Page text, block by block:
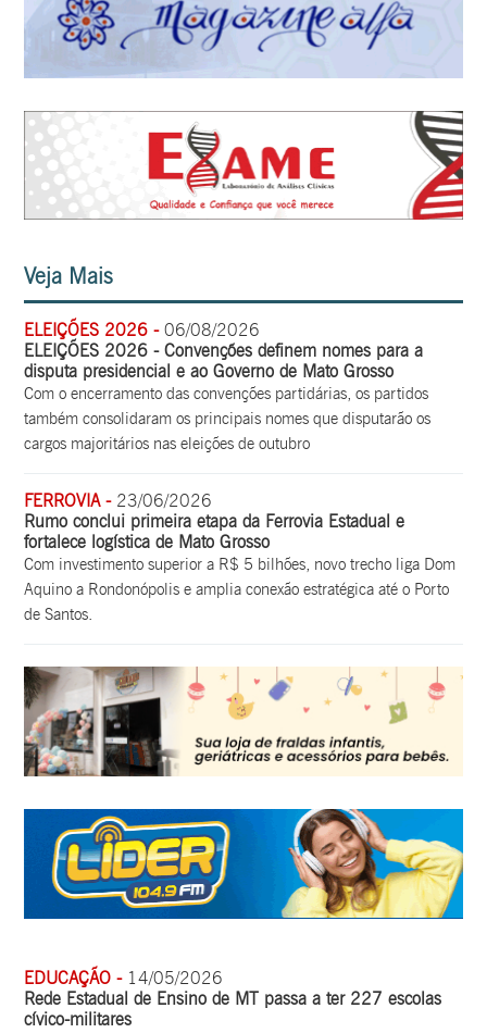
Veja Mais
ELEIÇÕES 2026 -06/08/2026
ELEIÇÕES 2026 - Convenções definem nomes para a
disputa presidencial e ao Governo de Mato Grosso
Com o encerramento das convenções partidárias, os partidos
também consolidaram os principais nomes que disputarão os
cargos majoritários nas eleições de outubro
FERROVIA -23/06/2026
Rumo conclui primeira etapa da Ferrovia Estadual e
fortalece logística de Mato Grosso
Com investimento superior a R$ 5 bilhões, novo trecho liga Dom
Aquino a Rondonópolis e amplia conexão estratégica até o Porto
de Santos.
EDUCAÇÃO -14/05/2026
Rede Estadual de Ensino de MT passa a ter 227 escolas
cívico-militares